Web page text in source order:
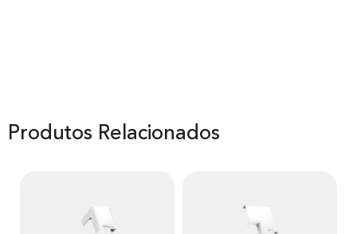
Produtos Relacionados